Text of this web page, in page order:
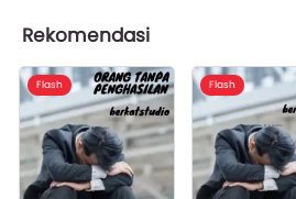
Rekomendasi
Flash Flash